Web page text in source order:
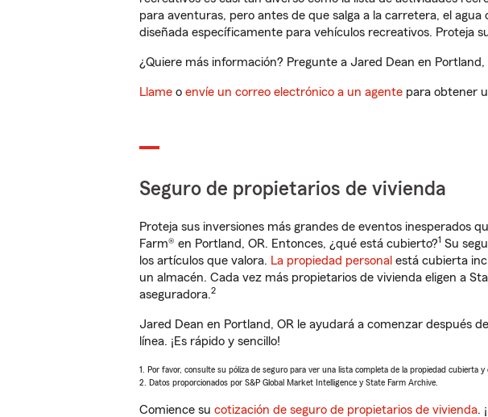
para aventuras, pero antes de que salga a la carretera, el
diseñada específicamente para vehículos recreativos. Proteja
¿Quiere más información? Pregunte a Jared Dean en
Llame o envíe un correo electrónico a un agente para obtener
Seguro de propietarios de vivienda
Proteja sus inversiones más grandes de eventos inesperados
Farm® en Portland, OR. Entonces, ¿qué está cubierto?1 Su
los artículos que valora. La propiedad personal está cubierta
un almacén. Cada vez más propietarios de vivienda eligen a
aseguradora.2
Jared Dean en Portland, OR le ayudará a comenzar después
línea. ¡Es rápido y sencillo!
1. Por favor, consulte su póliza de seguro para ver una lista completa de la propiedad cubierta y
2. Datos proporcionados por S&P Global Market Intelligence y State Farm Archive.
Comience su cotización de seguro de propietarios de vivienda.